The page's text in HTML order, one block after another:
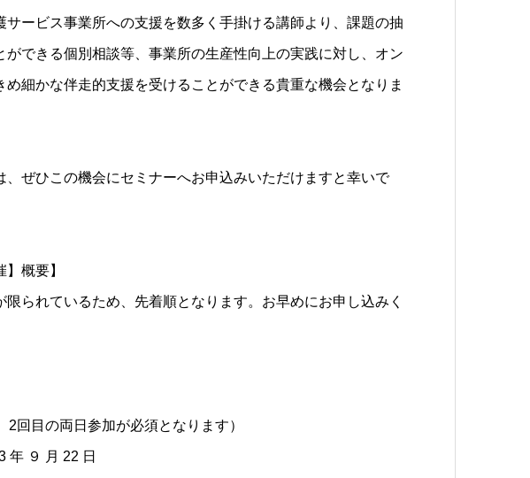
ービス事業所への支援を数多く手掛ける講師より、課題の抽
できる個別相談等、事業所の生産性向上の実践に対し、オン
細かな伴走的支援を受けることができる貴重な機会となりま
ぜひこの機会にセミナーへお申込みいただけますと幸いで
概要】
られているため、先着順となります。お早めにお申し込みく
回目の両日参加が必須となります）
年 ９ 月 22 日